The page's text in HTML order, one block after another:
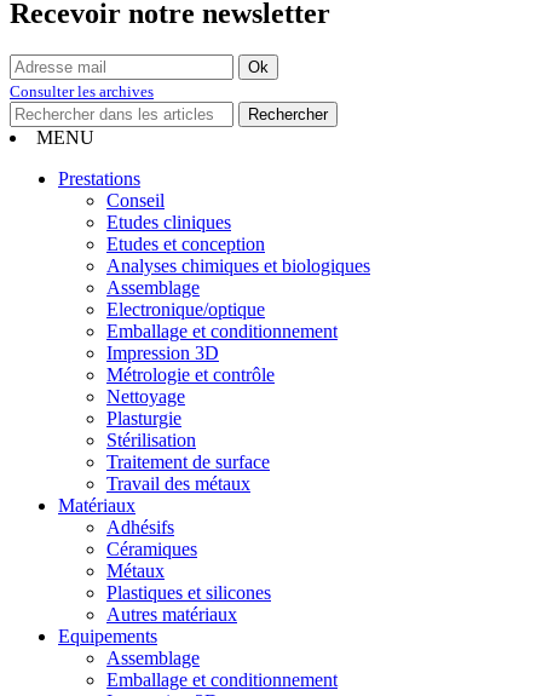
Recevoir notre newsletter
Consulter les archives
MENU
Prestations
Conseil
Etudes cliniques
Etudes et conception
Analyses chimiques et biologiques
Assemblage
Electronique/optique
Emballage et conditionnement
Impression 3D
Métrologie et contrôle
Nettoyage
Plasturgie
Stérilisation
Traitement de surface
Travail des métaux
Matériaux
Adhésifs
Céramiques
Métaux
Plastiques et silicones
Autres matériaux
Equipements
Assemblage
Emballage et conditionnement